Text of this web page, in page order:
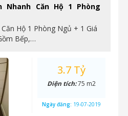
Nhanh Căn Hộ 1 Phòng
Hộ 1 Phòng Ngủ + 1 Giá
Bếp,…
3.7 Tỷ
Diện tích:75 m2
Ngày đăng: 19-07-2019